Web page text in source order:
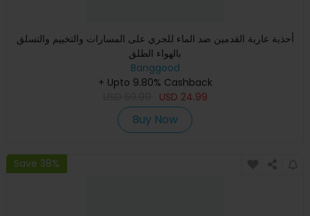
أحذية عارية القدمين ضد الماء للجري على المسارات والتخييم والتسلق
بالهواء الطلق
Banggood
+ Upto 9.80% Cashback
USD 24.99
Buy Now
Save 38%